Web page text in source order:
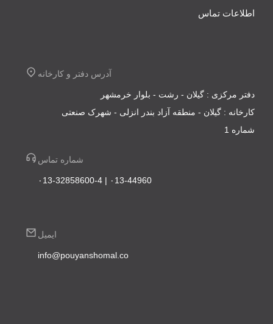
اطلاعات تماس
آدرس دفتر و کارخانه
دفتر مرکزی : گیلان - رشت - بلوار خرمشهر
کارخانه : گیلان - منطقه آزاد بندر انزلی - شهرک صنعتی
شماره 1
شماره تماس
۰13-44960 | ۰13-32858600-4
ایمیل
info@pouyanshomal.co